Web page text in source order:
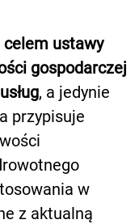
celem ustawy
gospodarczej
, a jedynie
przypisuje
w
z aktualną